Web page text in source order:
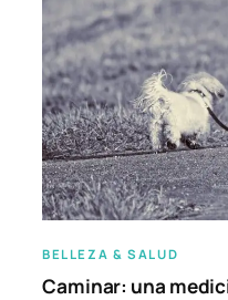
BELLEZA & SALUD
Caminar: una